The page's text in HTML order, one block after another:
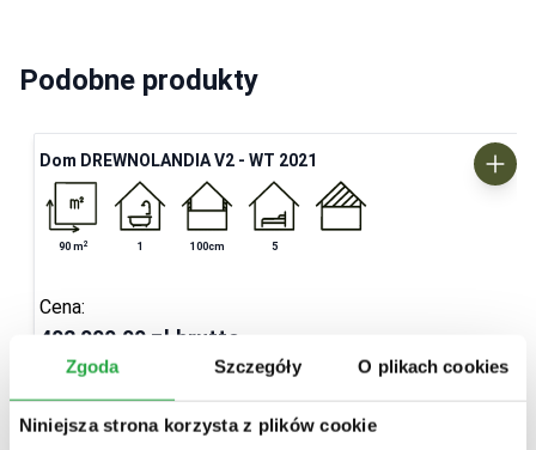
Zgoda Szczegóły O plikach cookies
Niniejsza strona korzysta z plików cookie
Podobne produkty
Dom DREWNOLANDIA V2 - WT 2021
90 m2 1 100cm 5
Cena:
402 000,00 zł brutto